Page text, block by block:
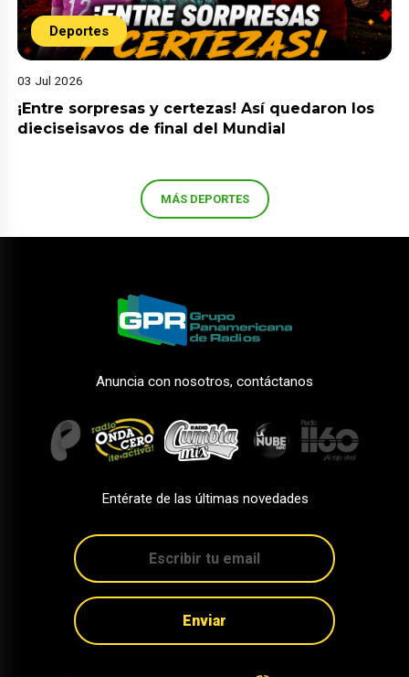
Deportes
03 Jul 2026
¡Entre sorpresas y certezas! Así quedaron los
dieciseisavos de final del Mundial
MÁS DEPORTES
Anuncia con nosotros, contáctanos
Entérate de las últimas novedades
Enviar